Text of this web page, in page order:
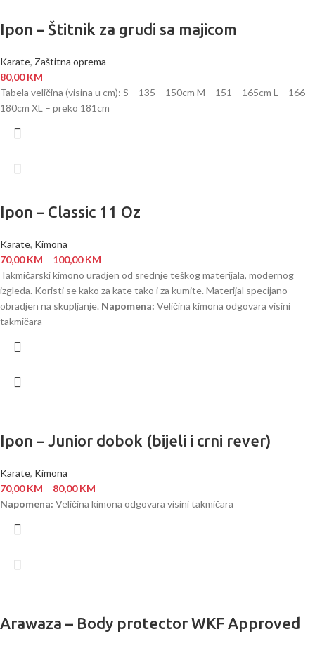
Ipon – Štitnik za grudi sa majicom
Karate, Zaštitna oprema
80,00KM
Tabela veličina (visina u cm): S – 135 – 150cm M – 151 – 165cm L – 166 –
180cm XL – preko 181cm
Ipon – Classic 11 Oz
Karate, Kimona
70,00KM – 100,00KM
Takmičarski kimono uradjen od srednje teškog materijala, modernog
izgleda. Koristi se kako za kate tako i za kumite. Materijal specijano
obradjen na skupljanje. Napomena: Veličina kimona odgovara visini
takmičara
Ipon – Junior dobok (bijeli i crni rever)
Karate, Kimona
70,00KM – 80,00KM
Napomena: Veličina kimona odgovara visini takmičara
Arawaza – Body protector WKF Approved